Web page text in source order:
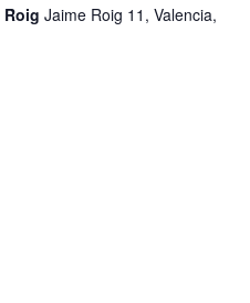
Roig Jaime Roig 11, Valencia,